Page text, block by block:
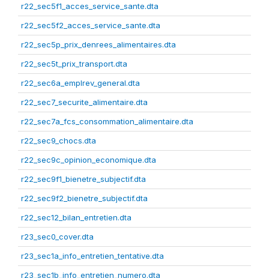
r22_sec5f1_acces_service_sante.dta
r22_sec5f2_acces_service_sante.dta
r22_sec5p_prix_denrees_alimentaires.dta
r22_sec5t_prix_transport.dta
r22_sec6a_emplrev_general.dta
r22_sec7_securite_alimentaire.dta
r22_sec7a_fcs_consommation_alimentaire.dta
r22_sec9_chocs.dta
r22_sec9c_opinion_economique.dta
r22_sec9f1_bienetre_subjectif.dta
r22_sec9f2_bienetre_subjectif.dta
r22_sec12_bilan_entretien.dta
r23_sec0_cover.dta
r23_sec1a_info_entretien_tentative.dta
r23_sec1b_info_entretien_numero.dta